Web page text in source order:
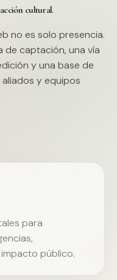
cultural.
no es solo presencia.
de captación, una vía
y una base de
y equipos
para
público.